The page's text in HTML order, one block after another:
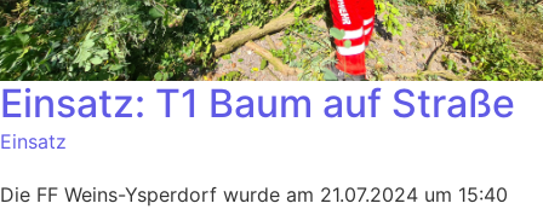
Einsatz: T1 Baum auf Straße
Einsatz
Die FF Weins-Ysperdorf wurde am 21.07.2024 um 15:40